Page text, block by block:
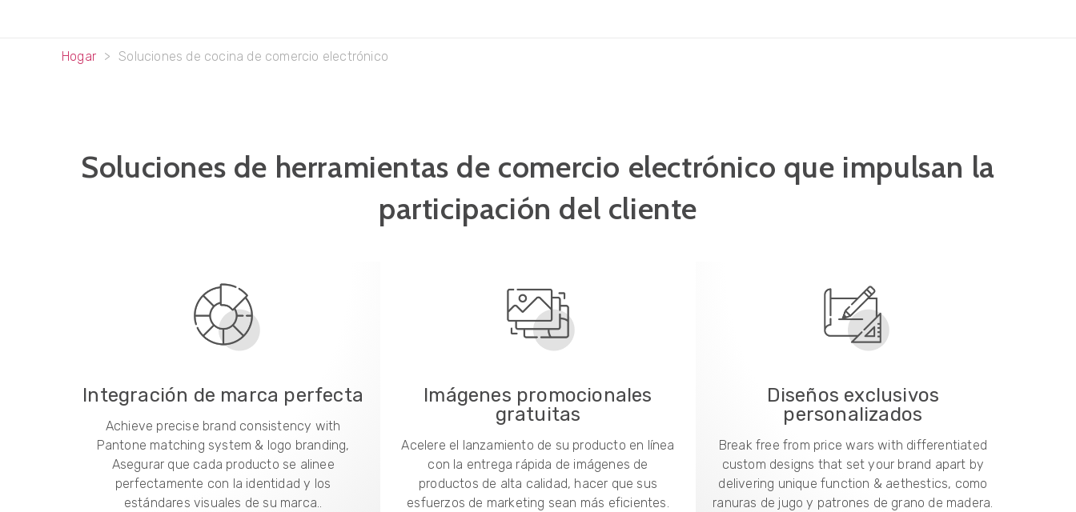
Hogar > Soluciones de cocina de comercio electrónico
Soluciones de herramientas de comercio electrónico que impulsan la
participación del cliente
Integración de marca perfecta
Achieve precise brand consistency with
Pantone matching system & logo branding,
Asegurar que cada producto se alinee
perfectamente con la identidad y los
estándares visuales de su marca..
Imágenes promocionales
gratuitas
Acelere el lanzamiento de su producto en línea
con la entrega rápida de imágenes de
productos de alta calidad, hacer que sus
esfuerzos de marketing sean más eficientes.
Diseños exclusivos
personalizados
Break free from price wars with differentiated
custom designs that set your brand apart by
delivering unique function & aethestics, como
ranuras de jugo y patrones de grano de madera.